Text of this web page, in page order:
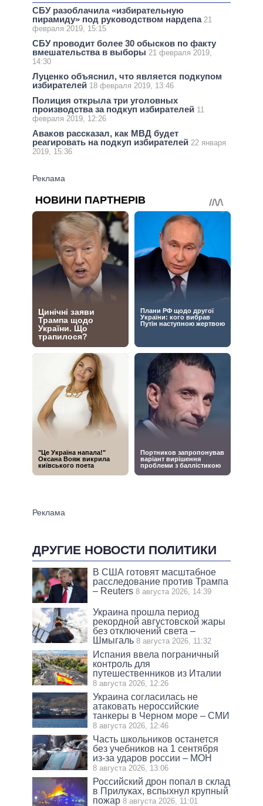
СБУ разоблачила «избирательную
пирамиду» под руководством нардепа 21
февраля 2019, 15:15
СБУ проводит более 30 обысков по факту
вмешательства в выборы 21 февраля 2019,
14:30
Луценко объяснил, что является подкупом
избирателей 18 февраля 2019, 13:46
Полиция открыла три уголовных
производства за подкуп избирателей 11
февраля 2019, 12:26
Аваков рассказал, как МВД будет
реагировать на подкуп избирателей 22 января
2019, 15:36
ДРУГИЕ НОВОСТИ ПОЛИТИКИ
В США готовят масштабное
расследование против Трампа
– Reuters 8 августа 2026, 14:39
Украина прошла период
рекордной августовской жары
без отключений света –
Шмыгаль 8 августа 2026, 11:32
Испания ввела пограничный
контроль для
путешественников из Италии
8 августа 2026, 12:26
Украина согласилась не
атаковать нероссийские
танкеры в Черном море – СМИ
8 августа 2026, 12:46
Часть школьников останется
без учебников на 1 сентября
из-за ударов россии – МОН
8 августа 2026, 13:06
Российский дрон попал в склад
в Прилуках, вспыхнул крупный
пожар 8 августа 2026, 11:01